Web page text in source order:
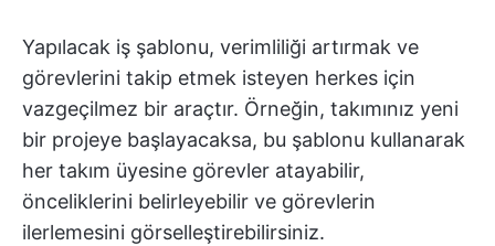
Yapılacak iş şablonu, verimliliği artırmak ve
görevlerini takip etmek isteyen herkes için
vazgeçilmez bir araçtır. Örneğin, takımınız yeni
bir projeye başlayacaksa, bu şablonu kullanarak
her takım üyesine görevler atayabilir,
önceliklerini belirleyebilir ve görevlerin
ilerlemesini görselleştirebilirsiniz.